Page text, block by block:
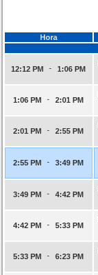
Hora
12:12 PM - 1:06 PM
1:06 PM - 2:01 PM
2:01 PM - 2:55 PM
2:55 PM - 3:49 PM
3:49 PM - 4:42 PM
4:42 PM - 5:33 PM
5:33 PM - 6:23 PM